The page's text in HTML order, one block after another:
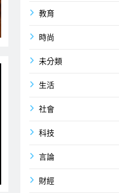
教育
時尚
未分類
生活
社會
科技
言論
財經